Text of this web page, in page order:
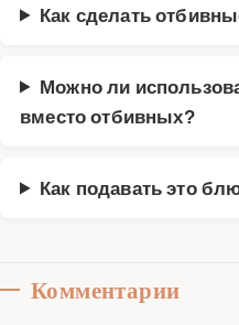
Как сделать
Можно ли
вместо отбивных?
Как подавать это
Комментарии